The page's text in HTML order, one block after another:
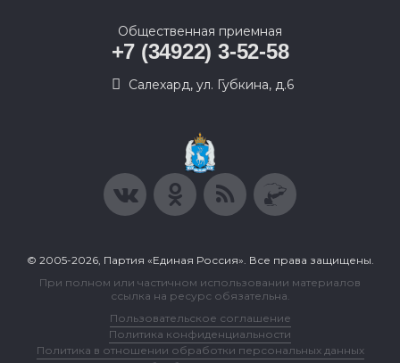
Общественная приемная
+7 (34922) 3-52-58
Салехард, ул. Губкина, д.6
© 2005-2026, Партия «Единая Россия». Все права защищены.
При полном или частичном использовании материалов
ссылка на ресурс обязательна.
Пользовательское соглашение
Политика конфиденциальности
Политика в отношении обработки персональных данных